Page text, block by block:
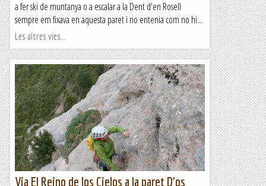
a fer ski de muntanya o a escalar a la Dent d'en Rosell
sempre em fixava en aquesta paret i no entenia com no hi...
Les altres vies...
Via El Reino de los Cielos a la paret D'os